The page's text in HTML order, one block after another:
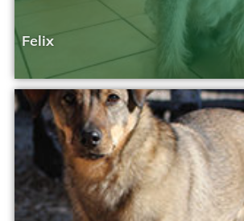
Felix
Geändert am 15. Februar 2026